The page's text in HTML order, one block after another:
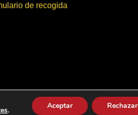
de recogida
. Aceptar Rechazar